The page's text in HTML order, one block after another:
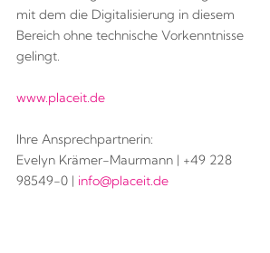
mit dem die Digitalisierung in diesem
Bereich ohne technische Vorkenntnisse
gelingt.
www.placeit.de
Ihre Ansprechpartnerin:
Evelyn Krämer-Maurmann | +49 228
98549-0 | info@placeit.de